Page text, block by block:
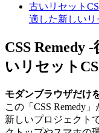
古いリセット
適した新しいリ
CSS Remedy
いリセット
モダンブラウザだけ
この「CSS Remedy
新しいプロジェクト